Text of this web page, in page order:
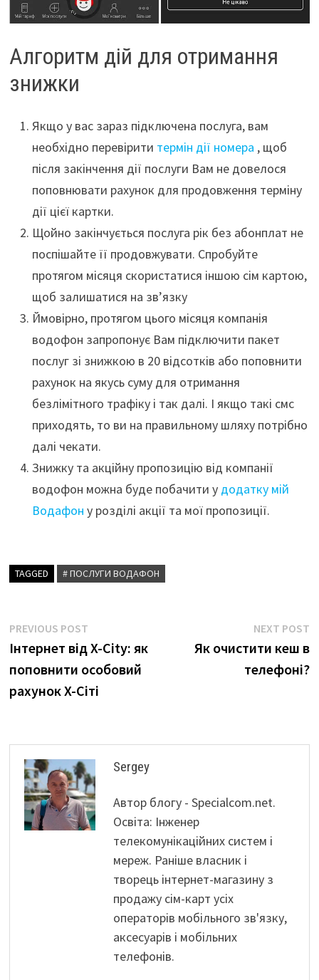
Алгоритм дій для отримання
знижки
Якщо у вас зараз підключена послуга, вам
необхідно перевірити термін дії номера , щоб
після закінчення дії послуги Вам не довелося
поповнювати рахунок для продовження терміну
дії цієї картки.
Щойно закінчується послуга рік без абонплат не
поспішайте її продовжувати. Спробуйте
протягом місяця скористатися іншою сім картою,
щоб залишатися на зв’язку
Ймовірно, протягом цього місяця компанія
водофон запропонує Вам підключити пакет
послуг зі знижкою в 20 відсотків або поповнити
рахунок на якусь суму для отримання
безлімітного трафіку і так далі. І якщо такі смс
приходять, то ви на правильному шляху потрібно
далі чекати.
Знижку та акційну пропозицію від компанії
водофон можна буде побачити у додатку мій
Водафон у розділі акції та мої пропозиції.
TAGGED # ПОСЛУГИ ВОДАФОН
Навігація
записів
PREVIOUS POSTPrevious
post:
Інтернет від X-City: як
поповнити особовий
рахунок X-Сіті
NEXT POST
Як очистити кеш в
телефоні?
Sergey
Автор блогу - Specialcom.net.
Освіта: Інженер
телекомунікаційних систем і
мереж. Раніше власник і
творець інтернет-магазину з
продажу сім-карт усіх
операторів мобільного зв'язку,
аксесуарів і мобільних
телефонів.